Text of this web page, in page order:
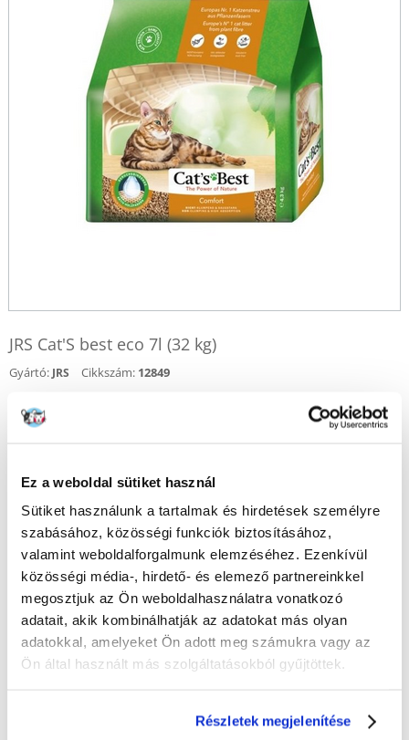
Ez a weboldal sütiket használ
Sütiket használunk a tartalmak és hirdetések személyre
szabásához, közösségi funkciók biztosításához,
valamint weboldalforgalmunk elemzéséhez. Ezenkívül
közösségi média-, hirdető- és elemező partnereinkkel
megosztjuk az Ön weboldalhasználatra vonatkozó
adatait, akik kombinálhatják az adatokat más olyan
adatokkal, amelyeket Ön adott meg számukra vagy az
Ön által használt más szolgáltatásokból gyűjtöttek.
Részletek megjelenítése
JRS Cat'S best eco 7l (32 kg)
Gyártó: JRS Cikkszám: 12849
Értékelje Ön is
KÜLDÉS 48 ÓRÁN BELÜL
Képek ügyfeleinkről További képek megtekintése
Leírás